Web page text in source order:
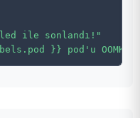
ile sonlandı!"